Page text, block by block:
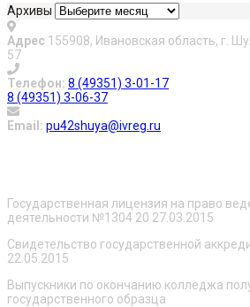
Архивы
Адрес 155908, Ивановская область, г.
57
Телефон: 8 (49351) 3-01-17
8 (49351) 3-06-37
Email: pu42shuya@ivreg.ru
Государственная лицензия на право
деятельности №1304 20 27.03.2015
Свидетельство государственной
22.05.2015
Выпускники по окончанию колледжа
государственного образца